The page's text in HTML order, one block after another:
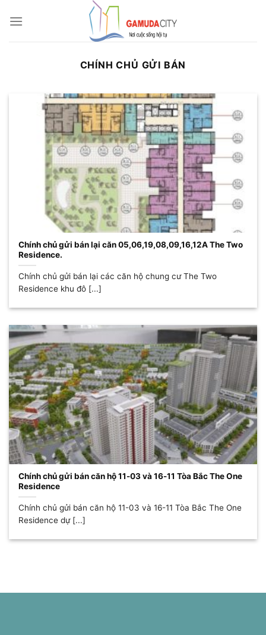
qua
CHÍNH CHỦ GỬI BÁN
Chính chủ gửi bán lại căn 05,06,19,08,09,16,12A The Two
Residence.
Chính chủ gửi bán lại các căn hộ chung cư The Two
Residence khu đô [...]
Chính chủ gửi bán căn hộ 11-03 và 16-11 Tòa Bắc The One
Residence
Chính chủ gửi bán căn hộ 11-03 và 16-11 Tòa Bắc The One
Residence dự [...]